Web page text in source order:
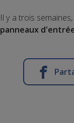
Il y a trois semaines,
panneaux